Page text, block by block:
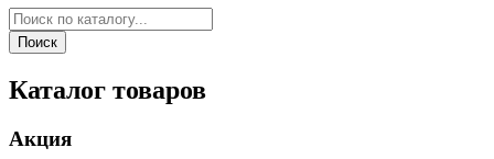
Каталог товаров
Акция